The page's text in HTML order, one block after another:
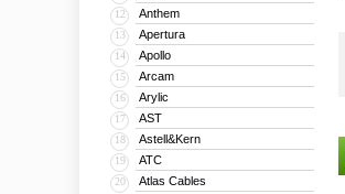
12 Anthem
13 Apertura
14 Apollo
15 Arcam
16 Arylic
17 AST
18 Astell&Kern
19 ATC
20 Atlas Cables